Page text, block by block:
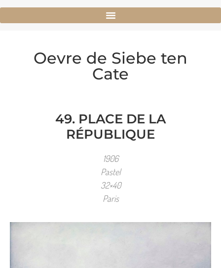
Oevre de Siebe ten
Cate
49. PLACE DE LA
RÉPUBLIQUE
1906
Pastel
32×40
Paris